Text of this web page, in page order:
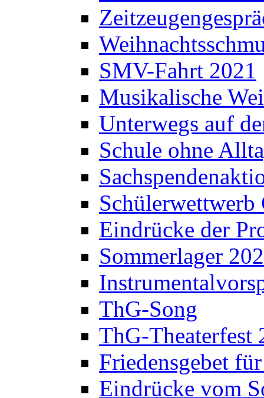
SMV-Fahrt 2021
Musikalische
Unterwegs auf
Schule ohne
Schülerwettwerb
Eindrücke der
Sommerlager
ThG-Song
ThG-Theaterfest
Friedensgebet
Eindrücke vom